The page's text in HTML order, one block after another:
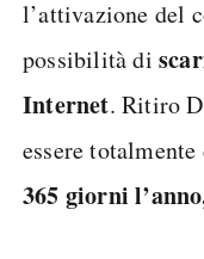
l’attivazione del
possibilità di
Internet. Ritiro
essere
365 giorni